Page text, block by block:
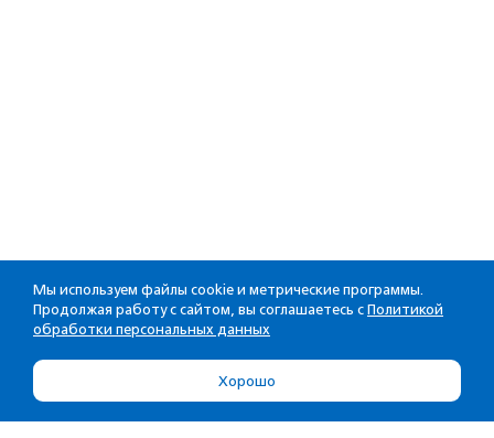
Мы используем файлы cookie и метрические программы.
Продолжая работу с сайтом, вы соглашаетесь с Политикой
обработки персональных данных
Хорошо